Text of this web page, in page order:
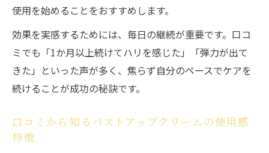
使用を始めることをおすすめします。
効果を実感するためには、毎日の継続が重要です。口コ
ミでも「1か月以上続けてハリを感じた」「弾力が出て
きた」といった声が多く、焦らず自分のペースでケアを
続けることが成功の秘訣です。
口コミから知るバストアップクリームの使用感
特徴